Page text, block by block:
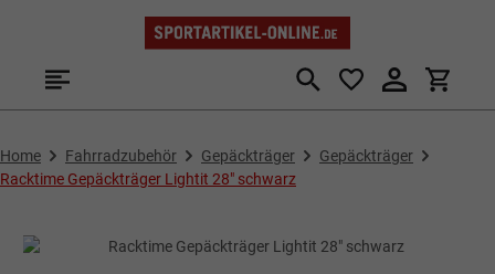
Zum Hauptinhalt springen
Home Fahrradzubehör Gepäckträger
Gepäckträger
Racktime Gepäckträger Lightit 28" schwarz